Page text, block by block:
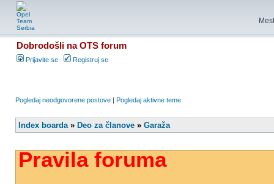
Dobrodošli na OTS forum
Prijavite se Registruj se
Pogledaj neodgovorene postove | Pogledaj aktivne teme
Index boarda» Deo za članove » Garaža
Pravila foruma